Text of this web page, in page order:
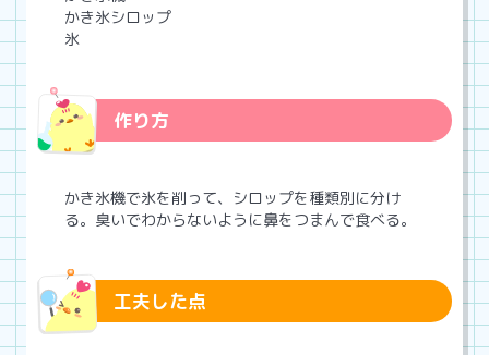
かき氷シロップ
氷
作り方
かき氷機で氷を削って、シロップを種類別に分け
る。臭いでわからないように鼻をつまんで食べる。
工夫した点